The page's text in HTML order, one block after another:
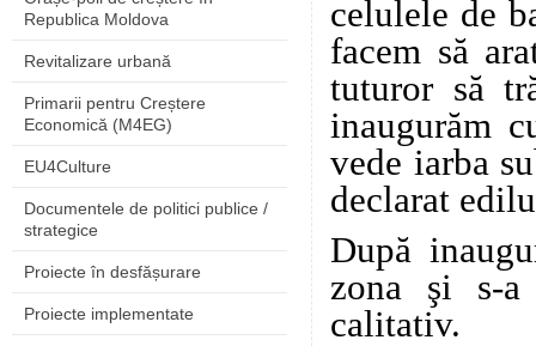
Republica Moldova
Revitalizare urbană
Primarii pentru Creștere
Economică (M4EG)
EU4Culture
Documentele de politici publice /
strategice
Proiecte în desfășurare
Proiecte implementate
celulele de
facem să
tuturor să
inaugurăm
vede iarba
declarat
După
zona şi s-a
calitativ.